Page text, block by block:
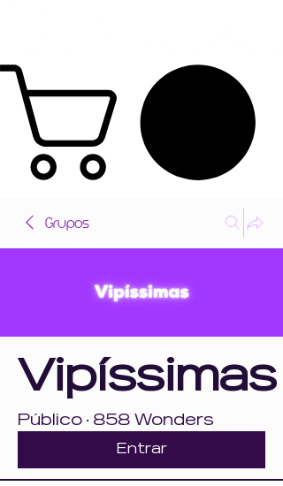
Grupos
Vipíssimas
Público · 858 Wonders
Entrar